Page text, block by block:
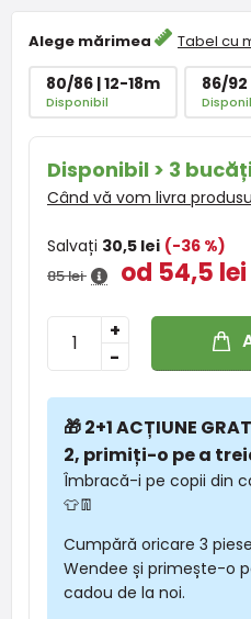
Alege mărimea Tabel cu
80/86 | 12-18m
Disponibil
86/92
Disponibil > 3 bucăți
Când vă vom livra
Salvați 30,5 lei (-36 %)
85 lei od 54,5 lei
-
+
🎁 2+1 ACȚIUNE
2, primiți-o pe a
Îmbracă-i pe copii din
👕👖
Cumpără oricare 3
Wendee și primește-o
cadou de la noi.